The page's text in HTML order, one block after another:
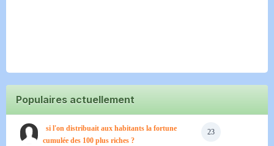
Populaires actuellement
23
si l'on distribuait aux habitants la fortune
cumulée des 100 plus riches ?